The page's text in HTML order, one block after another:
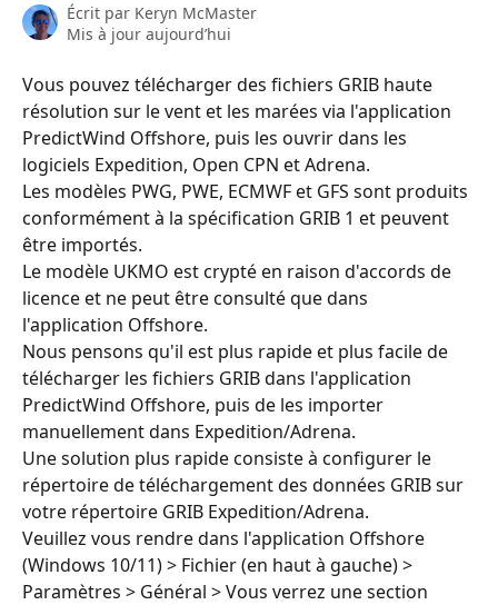
Écrit par Keryn McMaster
Mis à jour aujourd’hui
Vous pouvez télécharger des fichiers GRIB haute
résolution sur le vent et les marées via l'application
PredictWind Offshore, puis les ouvrir dans les
logiciels Expedition, Open CPN et Adrena.
Les modèles PWG, PWE, ECMWF et GFS sont produits
conformément à la spécification GRIB 1 et peuvent
être importés.
Le modèle UKMO est crypté en raison d'accords de
licence et ne peut être consulté que dans
l'application Offshore.
Nous pensons qu'il est plus rapide et plus facile de
télécharger les fichiers GRIB dans l'application
PredictWind Offshore, puis de les importer
manuellement dans Expedition/Adrena.
Une solution plus rapide consiste à configurer le
répertoire de téléchargement des données GRIB sur
votre répertoire GRIB Expedition/Adrena.
Veuillez vous rendre dans l'application Offshore
(Windows 10/11) > Fichier (en haut à gauche) >
Paramètres > Général > Vous verrez une section